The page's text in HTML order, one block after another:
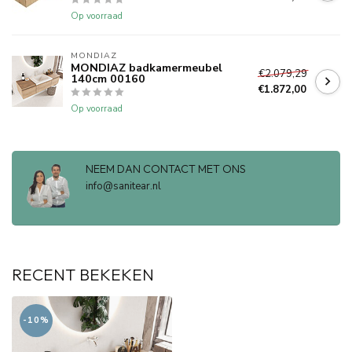
Op voorraad
MONDIAZ
MONDIAZ badkamermeubel
140cm 00160
Op voorraad
€2.079,29
€1.872,00
NEEM DAN CONTACT MET ONS
info@sanitear.nl
RECENT BEKEKEN
-10%